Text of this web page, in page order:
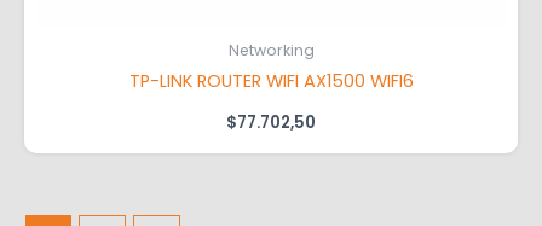
Networking
TP-LINK ROUTER WIFI AX1500 WIFI6
$77.702,50